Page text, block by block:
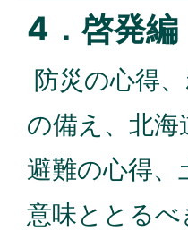
4．啓発編
防災の心得
の備え、北海
避難の心得、
意味ととる